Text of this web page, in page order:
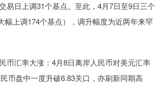
日上调31个基点。至此，4月7日至9日三个
上调174个基点），调升幅度为近两年来罕
汇率大涨：4月8日离岸人民币对美元汇率
币盘中一度升破6.83关口，亦刷新同期高